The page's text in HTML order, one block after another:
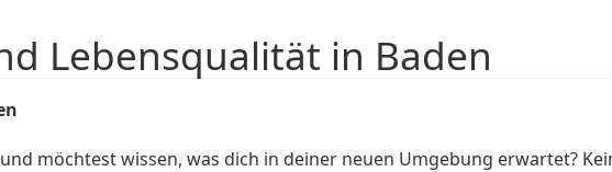
Lebensqualität in Baden
möchtest wissen, was dich in deiner neuen Umgebung erwartet?